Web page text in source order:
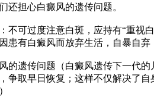
还担心白癜风的遗传问题。
可过度注意白斑，应持有“重视白
患有白癜风而放弃生活，自暴自弃
遗传问题（白癜风遗传下一代的
争取早日恢复；这样不仅解决了